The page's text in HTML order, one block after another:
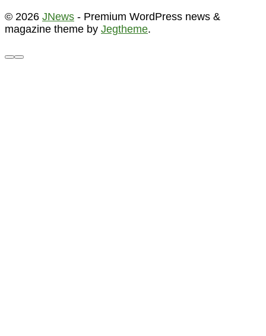
© 2026 JNews - Premium WordPress news &
magazine theme by Jegtheme.